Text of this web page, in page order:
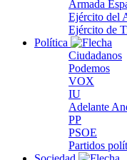
Armada
Ejército del
Ejército de
Política
Ciudadanos
Podemos
VOX
IU
Adelante
PP
PSOE
Partidos